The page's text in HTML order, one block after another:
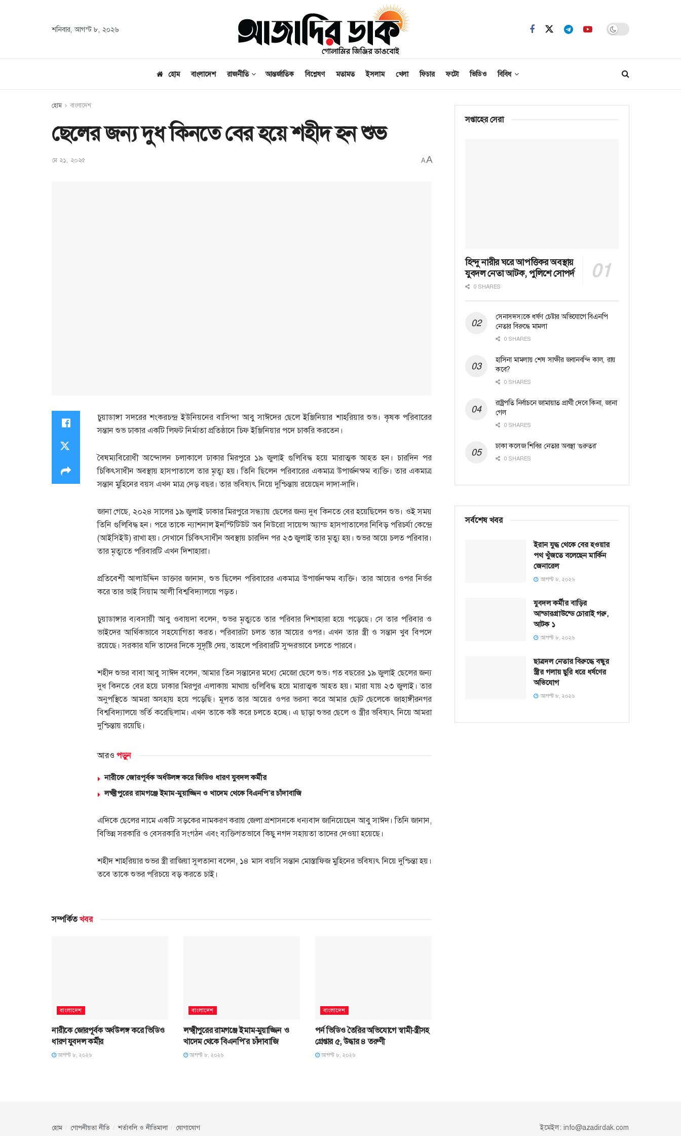
শনিবার, আগস্ট ৮, ২০২৬
হোম বাংলাদেশ রাজনীতি আন্তর্জাতিক বিশ্লেষণ মতামত ইসলাম খেলা ফিচার ফটো ভিডিও বিবিধ
হোম বাংলাদেশ
ছেলের জন্য দুধ কিনতে বের হয়ে শহীদ হন শুভ
মে ২১, ২০২৫ AA
চুয়াডাঙ্গা সদরের শংকরচন্দ্র ইউনিয়নের বাসিন্দা আবু সাঈদের ছেলে ইঞ্জিনিয়ার শাহরিয়ার শুভ। কৃষক পরিবারের
সন্তান শুভ ঢাকার একটি লিফট নির্মাতা প্রতিষ্ঠানে চিফ ইঞ্জিনিয়ার পদে চাকরি করতেন।
বৈষম্যবিরোধী আন্দোলন চলাকালে ঢাকার মিরপুরে ১৯ জুলাই গুলিবিদ্ধ হয়ে মারাত্মক আহত হন। চারদিন পর
চিকিৎসাধীন অবস্থায় হাসপাতালে তার মৃত্যু হয়। তিনি ছিলেন পরিবারের একমাত্র উপার্জনক্ষম ব্যক্তি। তার একমাত্র
সন্তান মুহিনের বয়স এখন মাত্র দেড় বছর। তার ভবিষ্যৎ নিয়ে দুশ্চিন্তায় রয়েছেন দাদা-দাদি।
জানা গেছে, ২০২৪ সালের ১৯ জুলাই ঢাকার মিরপুরে সন্ধ্যায় ছেলের জন্য দুধ কিনতে বের হয়েছিলেন শুভ। ওই সময়
তিনি গুলিবিদ্ধ হন। পরে তাকে ন্যাশনাল ইনস্টিটিউট অব নিউরো সায়েন্স অ্যান্ড হাসপাতালের নিবিড় পরিচর্যা কেন্দ্রে
(আইসিইউ) রাখা হয়। সেখানে চিকিৎসাধীন অবস্থায় চারদিন পর ২৩ জুলাই তার মৃত্যু হয়। শুভর আয়ে চলত পরিবার।
তার মৃত্যুতে পরিবারটি এখন দিশাহারা।
প্রতিবেশী আলাউদ্দিন ডাক্তার জানান, শুভ ছিলেন পরিবারের একমাত্র উপার্জনক্ষম ব্যক্তি। তার আয়ের ওপর নির্ভর
করে তার ভাই সিয়াম আলী বিশ্ববিদ্যালয়ে পড়ত।
চুয়াডাঙ্গার ব্যবসায়ী আবু ওবায়দা বলেন, শুভর মৃত্যুতে তার পরিবার দিশাহারা হয়ে পড়েছে। সে তার পরিবার ও
ভাইদের আর্থিকভাবে সহযোগিতা করত। পরিবারটা চলত তার আয়ের ওপর। এখন তার স্ত্রী ও সন্তান খুব বিপদে
রয়েছে। সরকার যদি তাদের দিকে সুদৃষ্টি দেয়, তাহলে পরিবারটি সুন্দরভাবে চলতে পারবে।
শহীদ শুভর বাবা আবু সাঈদ বলেন, আমার তিন সন্তানের মধ্যে মেজো ছেলে শুভ। গত বছরের ১৯ জুলাই ছেলের জন্য
দুধ কিনতে বের হয়ে ঢাকার মিরপুর এলাকায় মাথায় গুলিবিদ্ধ হয়ে মারাত্মক আহত হয়। মারা যায় ২৩ জুলাই। তার
অনুপস্থিতে আমরা অসহায় হয়ে পড়েছি। মূলত তার আয়ের ওপর ভরসা করে আমার ছোট ছেলেকে জাহাঙ্গীরনগর
বিশ্ববিদ্যালয়ে ভর্তি করেছিলাম। এখন তাকে কষ্ট করে চলতে হচ্ছে। এ ছাড়া শুভর ছেলে ও স্ত্রীর ভবিষ্যৎ নিয়ে আমরা
দুশ্চিন্তায় রয়েছি।
আরও পড়ুন
নারীকে জোরপূর্বক অর্ধউলঙ্গ করে ভিডিও ধারণ যুবদল কর্মীর
লক্ষ্মীপুরের রামগঞ্জে ইমাম-মুয়াজ্জিন ও খাদেম থেকে বিএনপি’র চাঁদাবাজি
এদিকে ছেলের নামে একটি সড়কের নামকরণ করায় জেলা প্রশাসনকে ধন্যবাদ জানিয়েছেন আবু সাঈদ। তিনি জানান,
বিভিন্ন সরকারি ও বেসরকারি সংগঠন এবং ব্যক্তিগতভাবে কিছু নগদ সহায়তা তাদের দেওয়া হয়েছে।
শহীদ শাহরিয়ার শুভর স্ত্রী রাজিয়া সুলতানা বলেন, ১৪ মাস বয়সি সন্তান মোস্তাফিজ মুহিনের ভবিষ্যৎ নিয়ে দুশ্চিন্তা হয়।
তবে তাকে শুভর পরিচয়ে বড় করতে চাই।
সম্পর্কিতখবর
বাংলাদেশ
নারীকে জোরপূর্বক অর্ধউলঙ্গ করে ভিডিও
ধারণ যুবদল কর্মীর
আগস্ট ৮, ২০২৬
বাংলাদেশ
লক্ষ্মীপুরের রামগঞ্জে ইমাম-মুয়াজ্জিন ও
খাদেম থেকে বিএনপি’র চাঁদাবাজি
আগস্ট ৮, ২০২৬
বাংলাদেশ
পর্ন ভিডিও তৈরির অভিযোগে স্বামী-স্ত্রীসহ
গ্রেপ্তার ৫, উদ্ধার ৪ তরুণী
আগস্ট ৮, ২০২৬
সপ্তাহের সেরা
হিন্দু নারীর ঘরে আপত্তিকর অবস্থায়
যুবদল নেতা আটক, পুলিশে সোপর্দ
0 SHARES
সেনাসদস্যকে ধর্ষণ চেষ্টার অভিযোগে বিএনপি
নেতার বিরুদ্ধে মামলা
0 SHARES
হাসিনা মামলায় শেষ সাক্ষীর জবানবন্দি কাল, রায়
কবে?
0 SHARES
রাষ্ট্রপতি নির্বাচনে জামায়াত প্রার্থী দেবে কিনা, জানা
গেল
0 SHARES
ঢাকা কলেজ শিবির নেতার অবস্থা ‘গুরুতর’
0 SHARES
সর্বশেষ খবর
ইরান যুদ্ধ থেকে বের হওয়ার
পথ খুঁজতে বলেছেন মার্কিন
জেনারেল
আগস্ট ৮, ২০২৬
যুবদল কর্মীর বাড়ির
আন্ডারগ্রাউন্ডে চোরাই গরু,
আটক ১
আগস্ট ৮, ২০২৬
ছাত্রদল নেতার বিরুদ্ধে বন্ধুর
স্ত্রীর গলায় ছুরি ধরে ধর্ষণের
অভিযোগ
আগস্ট ৮, ২০২৬
হোম গোপনীয়তা নীতি শর্তাবলি ও নীতিমালা যোগাযোগ ইমেইল: info@azadirdak.com